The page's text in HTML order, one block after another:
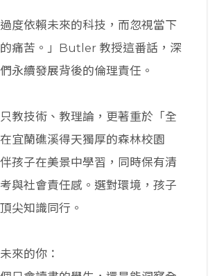
過度依賴未來的科技，而忽視當下
痛苦。」Butler 教授這番話，深
永續發展背後的倫理責任。
教技術、教理論，更著重於「全
宜蘭礁溪得天獨厚的森林校園
孩子在美景中學習，同時保有清
與社會責任感。選對環境，孩子
尖知識同行。
來的你：